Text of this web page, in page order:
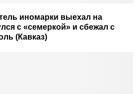
иномарки выехал на
с «семеркой» и сбежал с
(Кавказ)